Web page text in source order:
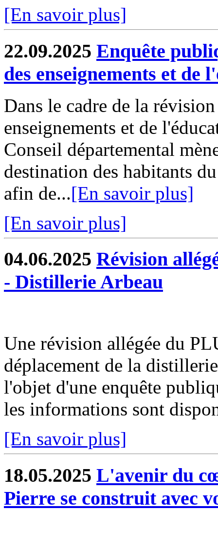
[En savoir plus]
22.09.2025 Enquête
des enseignements et
Dans le cadre de la
enseignements et de
Conseil départemental
destination des habitants
afin de...[En savoir plus]
[En savoir plus]
04.06.2025 Révision
- Distillerie Arbeau
Une révision allégée du
déplacement de la
l'objet d'une enquête
les informations sont
[En savoir plus]
18.05.2025 L'avenir du
Pierre se construit avec